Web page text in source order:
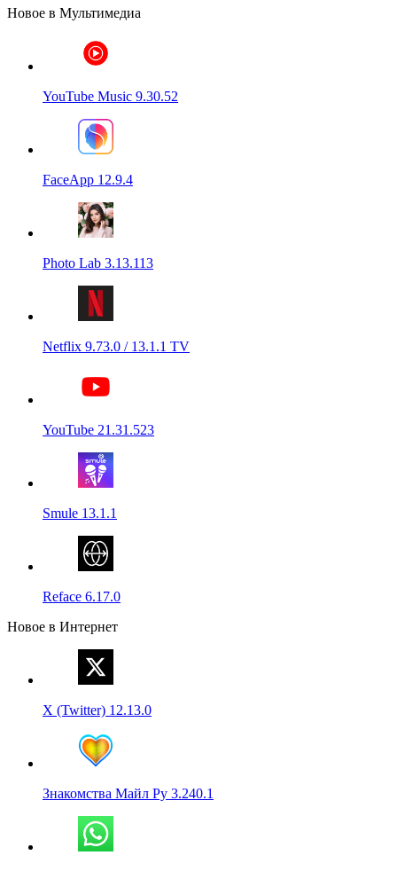
Новое в Мультимедиа
YouTube Music 9.30.52
FaceApp 12.9.4
Photo Lab 3.13.113
Netflix 9.73.0 / 13.1.1 TV
YouTube 21.31.523
Smule 13.1.1
Reface 6.17.0
Новое в Интернет
X (Twitter) 12.13.0
Знакомства Майл Ру 3.240.1